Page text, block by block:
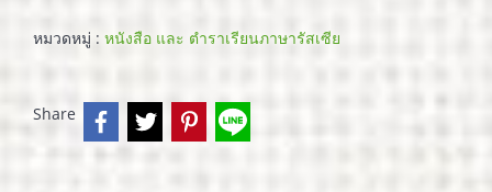
หมวดหมู่ : หนังสือ และ ตำราเรียนภาษารัสเซีย
Share